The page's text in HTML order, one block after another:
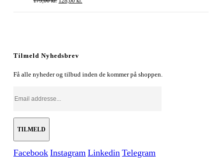
Tilmeld Nyhedsbrev
Få alle nyheder og tilbud inden de kommer på shoppen.
Facebook Instagram Linkedin Telegram